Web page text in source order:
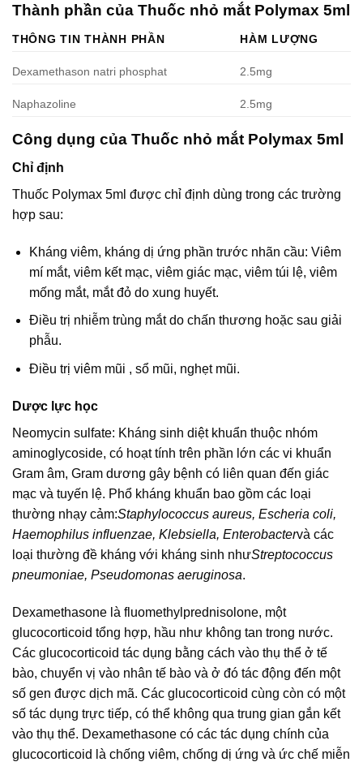
Thành phần của Thuốc nhỏ mắt Polymax 5ml
THÔNG TIN THÀNH PHẦN HÀM LƯỢNG
Dexamethason natri phosphat 2.5mg
Naphazoline 2.5mg
Công dụng của Thuốc nhỏ mắt Polymax 5ml
Chỉ định
Thuốc Polymax 5ml được chỉ định dùng trong các trường
hợp sau:
Kháng viêm, kháng dị ứng phần trước nhãn cầu: Viêm
mí mắt, viêm kết mạc, viêm giác mạc, viêm túi lệ, viêm
mống mắt, mắt đỏ do xung huyết.
Ðiều trị nhiễm trùng mắt do chấn thương hoặc sau giải
phẫu.
Điều trị viêm mũi , sổ mũi, nghẹt mũi.
Dược lực học
Neomycin sulfate: Kháng sinh diệt khuẩn thuộc nhóm
aminoglycoside, có hoạt tính trên phần lớn các vi khuẩn
Gram âm, Gram dương gây bệnh có liên quan đến giác
mạc và tuyến lệ. Phổ kháng khuẩn bao gồm các loại
thường nhạy cảm:Staphylococcus aureus, Escheria coli,
Haemophilus influenzae, Klebsiella, Enterobactervà các
loại thường đề kháng với kháng sinh nhưStreptococcus
pneumoniae, Pseudomonas aeruginosa.
Dexamethasone là fluomethylprednisolone, một
glucocorticoid tổng hợp, hầu như không tan trong nước.
Các glucocorticoid tác dụng bằng cách vào thụ thể ở tế
bào, chuyển vị vào nhân tế bào và ở đó tác động đến một
số gen được dịch mã. Các glucocorticoid cùng còn có một
số tác dụng trực tiếp, có thể không qua trung gian gắn kết
vào thụ thể. Dexamethasone có các tác dụng chính của
glucocorticoid là chống viêm, chống dị ứng và ức chế miễn